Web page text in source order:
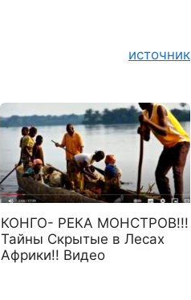
источник
КОНГО- РЕКА МОНСТРОВ!!!
Тайны Скрытые в Лесах
Африки!! Видео